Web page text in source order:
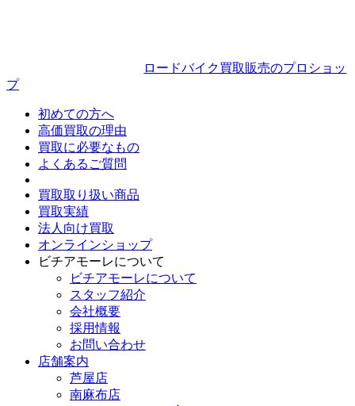
ロードバイク買取販売のプロショッ
プ
初めての方へ
高価買取の理由
買取に必要なもの
よくあるご質問
買取取り扱い商品
買取実績
法人向け買取
オンラインショップ
ビチアモーレについて
ビチアモーレについて
スタッフ紹介
会社概要
採用情報
お問い合わせ
店舗案内
芦屋店
南麻布店